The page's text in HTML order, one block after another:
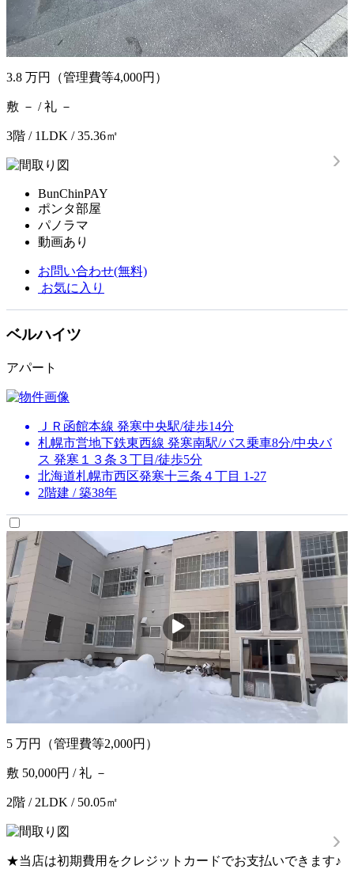
3.8 万円 （管理費等4,000円）
敷 － / 礼 －
3階 / 1LDK / 35.36㎡
BunChinPAY
ポンタ部屋
パノラマ
動画あり
お問い合わせ(無料)
お気に入り
ベルハイツ
アパート
ＪＲ函館本線 発寒中央駅/徒歩14分
札幌市営地下鉄東西線 発寒南駅/バス乗車8分/中央バ
ス 発寒１３条３丁目/徒歩5分
北海道札幌市西区発寒十三条４丁目 1-27
2階建 / 築38年
5 万円 （管理費等2,000円）
敷 50,000円 / 礼 －
2階 / 2LDK / 50.05㎡
★当店は初期費用をクレジットカードでお支払いできます♪